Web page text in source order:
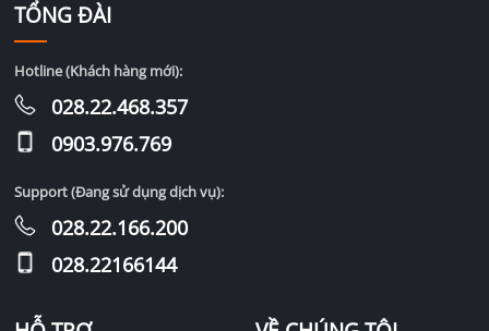
TỔNG ĐÀI
Hotline (Khách hàng mới):
028.22.468.357
0903.976.769
Support (Đang sử dụng dịch vụ):
028.22.166.200
028.22166144